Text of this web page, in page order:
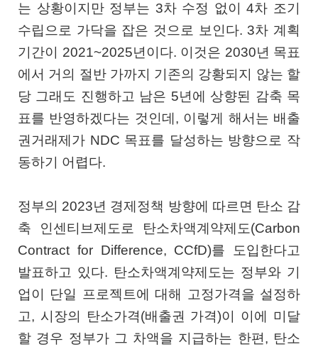
는 상황이지만 정부는 3차 수정 없이 4차 조기
수립으로 가닥을 잡은 것으로 보인다. 3차 계획
기간이 2021~2025년이다. 이것은 2030년 목표
에서 거의 절반 가까지 기존의 강황되지 않는 할
당 그래도 진행하고 남은 5년에 상향된 감축 목
표를 반영하겠다는 것인데, 이렇게 해서는 배출
권거래제가 NDC 목표를 달성하는 방향으로 작
동하기 어렵다.
정부의 2023년 경제정책 방향에 따르면 탄소 감
축 인센티브제도로 탄소차액계약제도(Carbon
Contract for Difference, CCfD)를 도입한다고
발표하고 있다. 탄소차액계약제도는 정부와 기
업이 단일 프로젝트에 대해 고정가격을 설정하
고, 시장의 탄소가격(배출권 가격)이 이에 미달
할 경우 정부가 그 차액을 지급하는 한편, 탄소